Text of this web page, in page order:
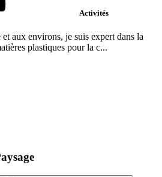
Activités
aux environs, je suis expert dans la
plastiques pour la c...